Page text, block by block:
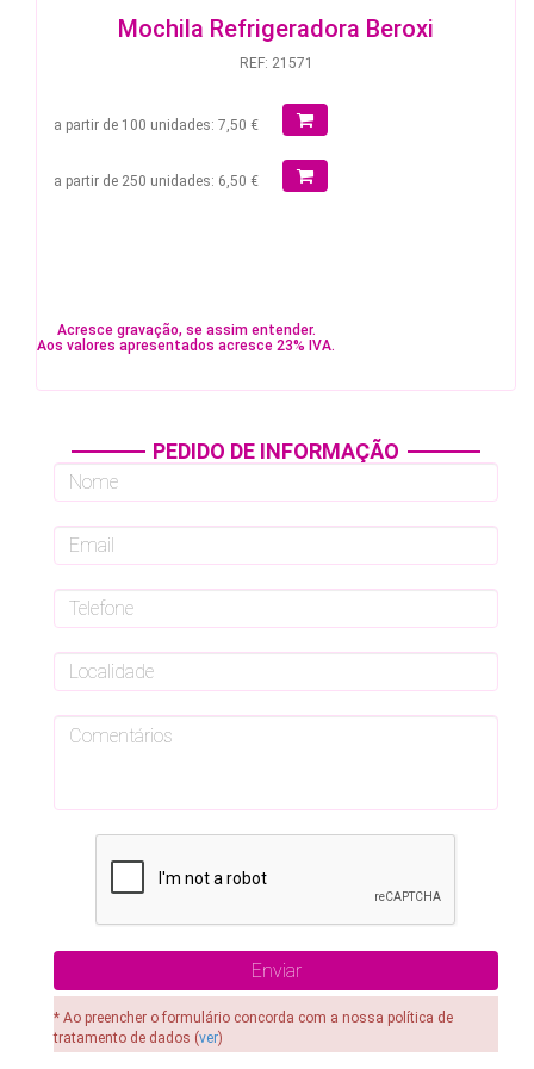
Mochila Refrigeradora Beroxi
REF: 21571
a partir de 100 unidades: 7,50 €
a partir de 250 unidades: 6,50 €
Acresce gravação, se assim entender.
Aos valores apresentados acresce 23% IVA.
PEDIDO DE INFORMAÇÃO
* Ao preencher o formulário concorda com a nossa política de
tratamento de dados (ver)